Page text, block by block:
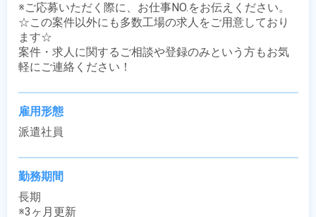
※ご応募いただく際に、お仕事NO.をお伝えください。
☆この案件以外にも多数工場の求人をご用意しており
ます☆
案件・求人に関するご相談や登録のみという方もお気
軽にご連絡ください！
雇用形態
派遣社員
勤務期間
長期
※3ヶ月更新